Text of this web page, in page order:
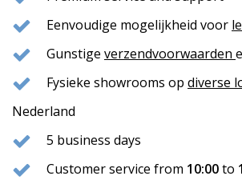
Eenvoudige mogelijkheid voor
Gunstige verzendvoorwaarden
Fysieke showrooms op diverse
Nederland
5 business days
Customer service from 10:00to